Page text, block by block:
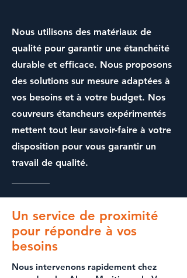
Nous utilisons des matériaux de
qualité pour garantir une étanchéité
durable et efficace. Nous proposons
des solutions sur mesure adaptées à
vos besoins et à votre budget. Nos
couvreurs étancheurs expérimentés
mettent tout leur savoir-faire à votre
disposition pour vous garantir un
travail de qualité.
Un service de proximité
pour répondre à vos
besoins
Nous intervenons rapidement chez